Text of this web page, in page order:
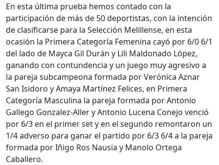
En esta última prueba hemos contado con la
participación de más de 50 deportistas, con la intención
de clasificarse para la Selección Melillense, en esta
ocasión la Primera Categoría Femenina cayó por 6/0 6/1
del lado de Mayca Gil Durán y Lili Maldonado López,
ganando con contundencia y un juego muy agresivo a
la pareja subcampeona formada por Verónica Aznar
San Isidoro y Amaya Martínez Felices, en Primera
Categoría Masculina la pareja formada por Antonio
Gallego Gonzalez-Aller y Antonio Lucena Conejo venció
por 6/3 en el primer set y en el segundo remontaron un
1/4 adverso para ganar el partido por 6/3 6/4 a la pareja
formada por Iñigo Ros Nausia y Manolo Ortega
Caballero.